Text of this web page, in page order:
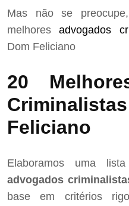
Mas não se
melhoresadvogados
Dom Feliciano
20
Feliciano
Elaboramos uma
advogados
base em critérios